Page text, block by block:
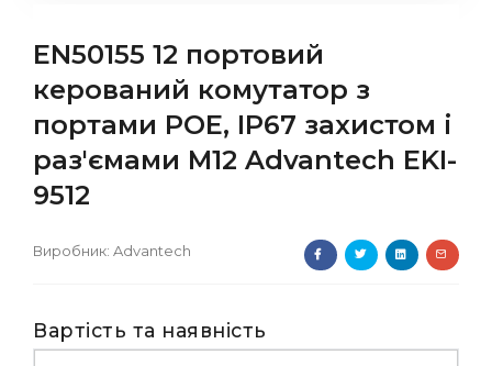
EN50155 12 портовий
керований комутатор з
портами POE, IP67 захистом і
раз'ємами M12 Advantech EKI-
9512
Виробник: Advantech
Вартість та наявність